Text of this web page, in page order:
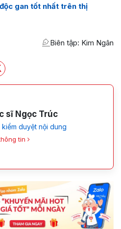
gan tốt nhất trên thị
Biên tập: Kim Ngân
sĩ Ngọc Trúc
duyệt nội dung
tin